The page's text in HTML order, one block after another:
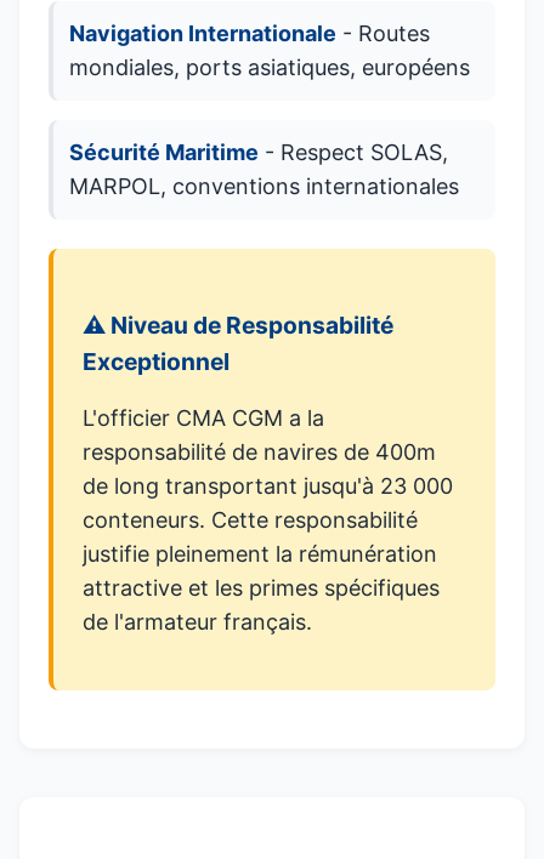
Navigation Internationale - Routes
mondiales, ports asiatiques, européens
Sécurité Maritime - Respect SOLAS,
MARPOL, conventions internationales
⚠️ Niveau de Responsabilité
Exceptionnel
L'officier CMA CGM a la
responsabilité de navires de 400m
de long transportant jusqu'à 23 000
conteneurs. Cette responsabilité
justifie pleinement la rémunération
attractive et les primes spécifiques
de l'armateur français.